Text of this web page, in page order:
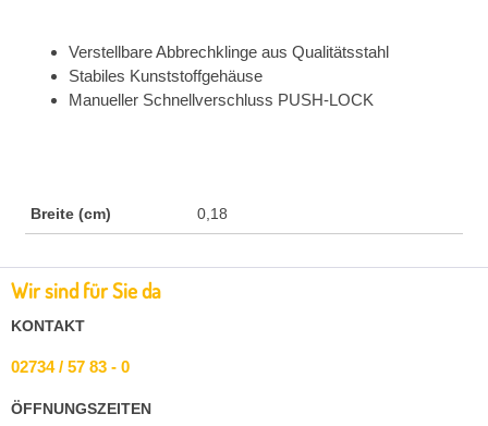
Verstellbare Abbrechklinge aus Qualitätsstahl
Stabiles Kunststoffgehäuse
Manueller Schnellverschluss PUSH-LOCK
Breite (cm) 0,18
Wir sind für Sie da
KONTAKT
02734 / 57 83 - 0
ÖFFNUNGSZEITEN